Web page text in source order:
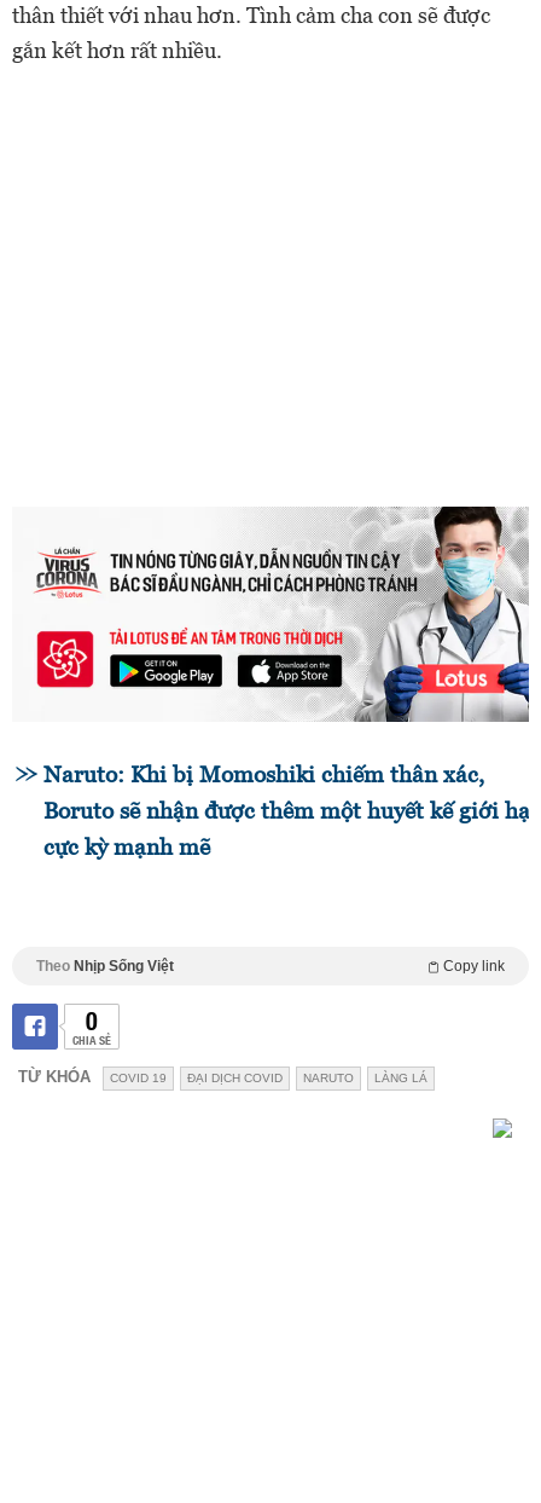
thân thiết với nhau hơn. Tình cảm cha con sẽ được
gắn kết hơn rất nhiều.
Naruto: Khi bị Momoshiki chiếm thân xác,
Boruto sẽ nhận được thêm một huyết kế giới
cực kỳ mạnh mẽ
Theo Nhịp Sống Việt Copy link
0
CHIA SẺ
TỪ KHÓA COVID 19 ĐẠI DỊCH COVID NARUTO LÀNG LÁ